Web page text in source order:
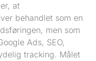
at
behandlet som en
men som
Ads, SEO,
tracking. Målet